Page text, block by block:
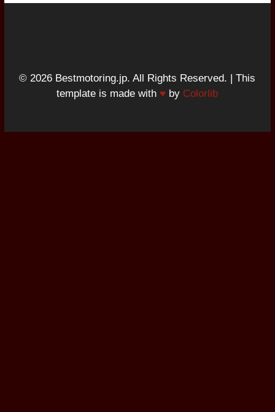
© 2026 Bestmotoring.jp. All Rights Reserved. | This
template is made with ♥ by Colorlib